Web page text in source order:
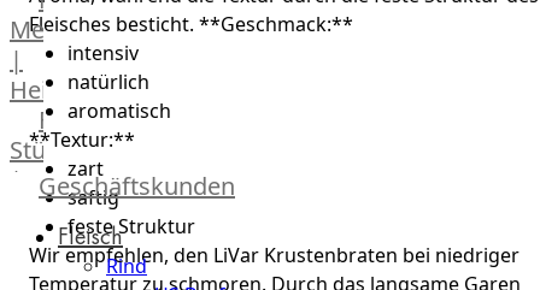
Metzger
|
Heinsberg
Feinkost
Stüttgen
|
Düsseldorf
The
Meat
Geschäftskunden
Fleisch
Rind
Fleisches besticht. **Geschmack:**
intensiv
natürlich
aromatisch
**Textur:**
zart
saftig
feste Struktur
Wir empfehlen, den LiVar Krustenbraten bei niedriger
Temperatur zu schmoren. Durch das langsame Garen